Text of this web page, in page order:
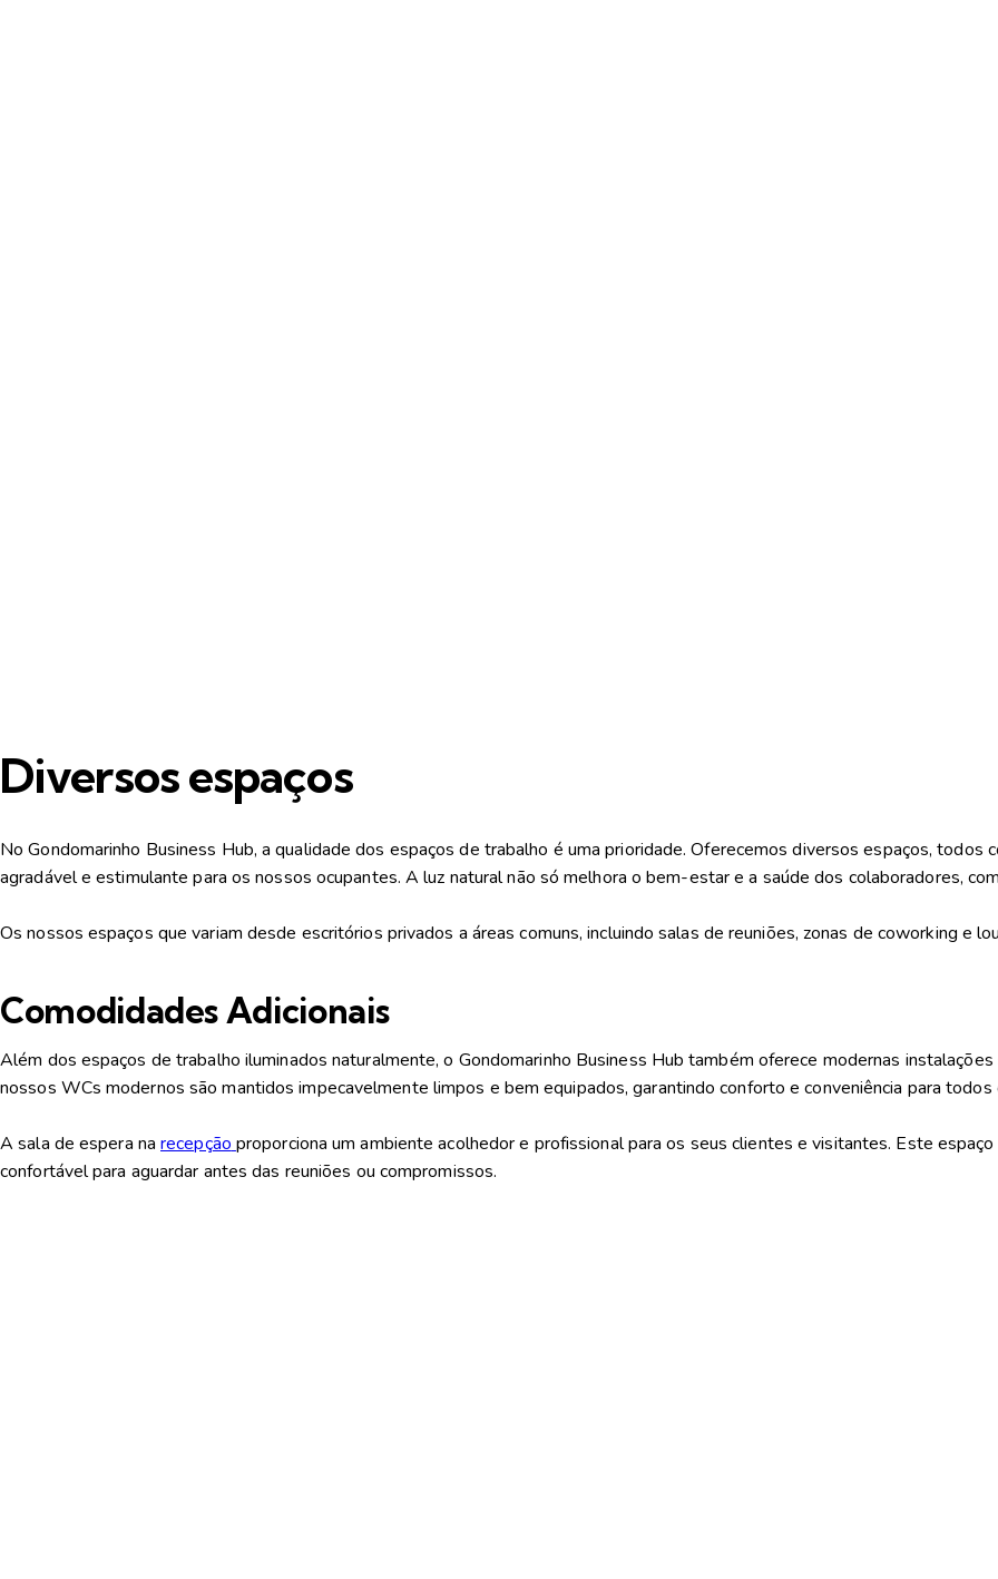
Diversos espaços
No Gondomarinho Business Hub, a qualidade dos espaços de trabalho é uma prioridade. Oferecemos diversos espaços, todos
agradável e estimulante para os nossos ocupantes. Aluz naturalnão só melhora o bem-estar e a saúde dos colaboradores,
Os nossos espaços que variam desde escritórios privados a áreas comuns, incluindo salas de reuniões, zonas de coworking e
Comodidades Adicionais
Além dos espaços de trabalho iluminados naturalmente, o Gondomarinho Business Hub também oferece modernas instalações
nossos WCs modernos são mantidos impecavelmente limpos e bem equipados, garantindo conforto e conveniência para
A sala de espera narecepção proporciona um ambiente acolhedor e profissional para os seus clientes e visitantes. Este
confortável para aguardar antes das reuniões ou compromissos.